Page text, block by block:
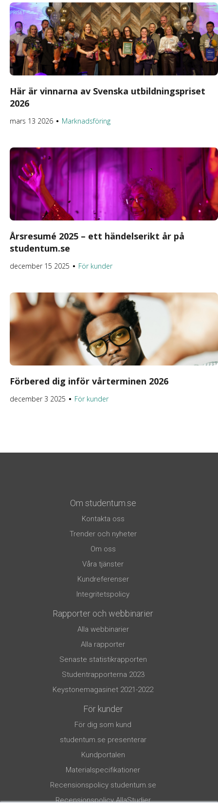
Här är vinnarna av Svenska utbildningspriset
2026
mars 13 2026 ● Marknadsföring
Årsresumé 2025 – ett händelserikt år på
studentum.se
december 15 2025 ● För kunder
Förbered dig inför vårterminen 2026
december 3 2025 ● För kunder
Om studentum.se
Kontakta oss
Trender och nyheter
Om oss
Våra tjänster
Kundreferenser
Integritetspolicy
Rapporter och webbinarier
Alla webbinarier
Alla rapporter
Senaste statistikrapporten
Studentrapporterna 2023
Keystonemagasinet 2021-2022
För kunder
För dig som kund
studentum.se presenterar
Kundportalen
Materialspecifikationer
Recensionspolicy studentum.se
Recensionspolicy AllaStudier